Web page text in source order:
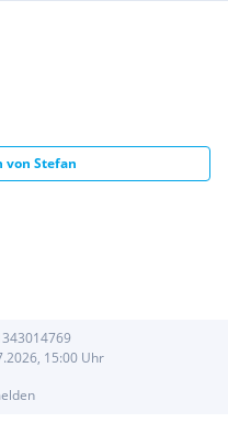
von Stefan
15:00Uhr